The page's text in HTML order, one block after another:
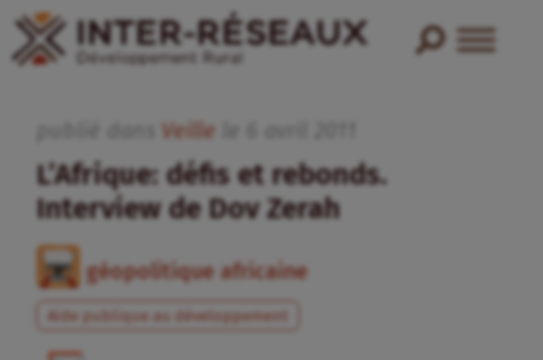
Veille
L’Afrique: défis et rebonds.
Interview de Dov Zerah
géopolitique africaine
Aide publique au développement